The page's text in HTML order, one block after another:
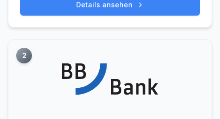
Details ansehen
2